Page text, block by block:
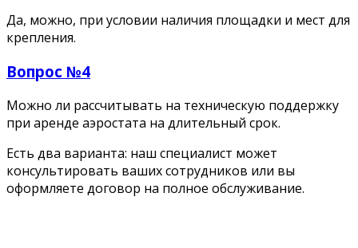
Да, можно, при условии наличия площадки и мест для
крепления.
Вопрос №4
Можно ли рассчитывать на техническую поддержку
при аренде аэростата на длительный срок.
Есть два варианта: наш специалист может
консультировать ваших сотрудников или вы
оформляете договор на полное обслуживание.